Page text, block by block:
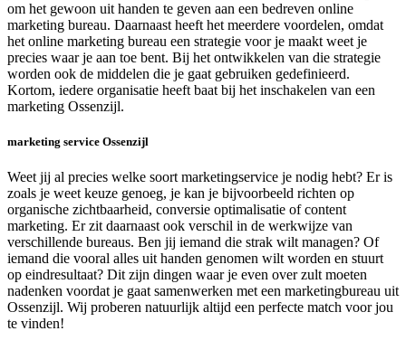
om het gewoon uit handen te geven aan een bedreven online
marketing bureau. Daarnaast heeft het meerdere voordelen, omdat
het online marketing bureau een strategie voor je maakt weet je
precies waar je aan toe bent. Bij het ontwikkelen van die strategie
worden ook de middelen die je gaat gebruiken gedefinieerd.
Kortom, iedere organisatie heeft baat bij het inschakelen van een
marketing Ossenzijl.
marketing service Ossenzijl
Weet jij al precies welke soort marketingservice je nodig hebt? Er is
zoals je weet keuze genoeg, je kan je bijvoorbeeld richten op
organische zichtbaarheid, conversie optimalisatie of content
marketing. Er zit daarnaast ook verschil in de werkwijze van
verschillende bureaus. Ben jij iemand die strak wilt managen? Of
iemand die vooral alles uit handen genomen wilt worden en stuurt
op eindresultaat? Dit zijn dingen waar je even over zult moeten
nadenken voordat je gaat samenwerken met een marketingbureau uit
Ossenzijl. Wij proberen natuurlijk altijd een perfecte match voor jou
te vinden!